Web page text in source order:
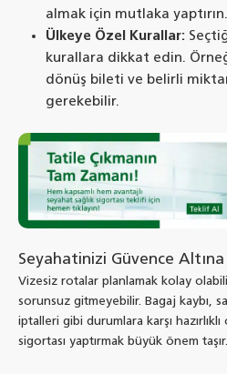
almak için mutlaka yaptırın.
Ülkeye Özel Kurallar:
kurallara dikkat edin.
dönüş bileti ve belirli
gerekebilir.
Seyahatinizi Güvence Altına
Vizesiz rotalar planlamak kolay
sorunsuz gitmeyebilir. Bagaj kaybı,
iptalleri gibi durumlara karşı
sigortası yaptırmak büyük önem taşır.